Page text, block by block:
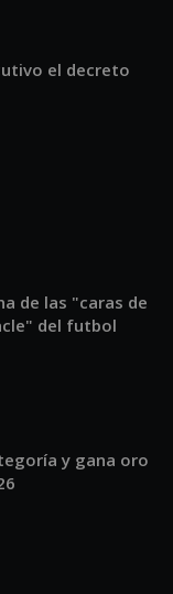
el decreto
de las "caras de
del futbol
y gana oro